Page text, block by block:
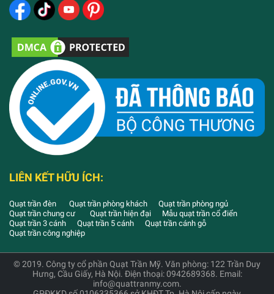
LIÊN KẾT HỮU ÍCH:
Quạt trần đèn Quạt trần phòng khách
Quạt trần phòng ngủ
Quạt trần chung cư
Quạt trần hiện đại
Mẫu quạt trần cổ điển
Quạt trần 3 cánh
Quạt trần 5 cánh
Quạt trần cánh gỗ
Quạt trần công nghiệp
© 2019. Công ty cổ phần Quạt Trần Mỹ. Văn phòng: 122 Trần Duy
Hưng, Cầu Giấy, Hà Nội. Điện thoại: 0942689368. Email:
info@quattranmy.com.